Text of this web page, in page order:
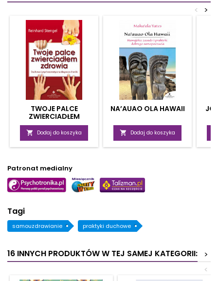
>
<
TWOJE PALCE
ZWIERCIADŁEM
ZDROWIA
 Dodaj do koszyka
NA’AUAO OLA HAWAII
 Dodaj do koszyka
Patronat medialny
Tagi
samouzdrawianie praktyki duchowe
16 INNYCH PRODUKTÓW W TEJ SAMEJ KATEGORII:
>
<